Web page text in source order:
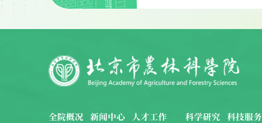
全院概况 新闻中心 人才工作 科学研究 科技服务